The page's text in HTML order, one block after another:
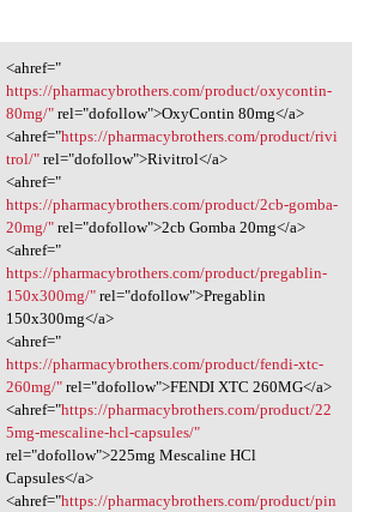
https:/
<ahref="
https://pharmacybrothers.com/product/oxycontin-
80mg/"rel="dofollow">OxyContin 80mg</a>
<ahref="https://pharmacybrothers.com/product/rivi
trol/"rel="dofollow">Rivitrol</a>
<ahref="
https://pharmacybrothers.com/product/2cb-gomba-
20mg/"rel="dofollow">2cb Gomba 20mg</a>
<ahref="
https://pharmacybrothers.com/product/pregablin-
150x300mg/"rel="dofollow">Pregablin
150x300mg</a>
<ahref="
https://pharmacybrothers.com/product/fendi-xtc-
260mg/"rel="dofollow">FENDI XTC 260MG</a>
<ahref="https://pharmacybrothers.com/product/22
5mg-mescaline-hcl-capsules/"
rel="dofollow">225mg Mescaline HCl
Capsules</a>
<ahref="https://pharmacybrothers.com/product/pin